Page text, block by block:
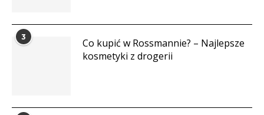
3
Co kupić w Rossmannie? – Najlepsze
kosmetyki z drogerii